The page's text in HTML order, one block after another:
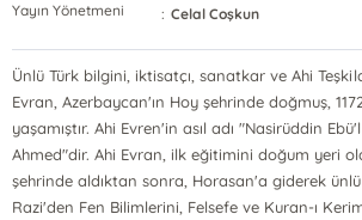
Yayın Yönetmeni
: Celal Coşkun
Ünlü Türk bilgini, iktisatçı, sanatkar ve Ahi
Evran, Azerbaycan'ın Hoy şehrinde doğmuş,
yaşamıştır. Ahi Evren'in asıl adı "Nasirüddin
Ahmed"dir. Ahi Evran, ilk eğitimini doğum yeri
şehrinde aldıktan sonra, Horasan'a giderek
Razi'den Fen Bilimlerini, Felsefe ve Kuran-ı